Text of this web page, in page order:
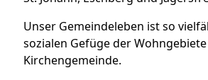
Unser Gemeindeleben ist so
sozialen Gefüge der
Kirchengemeinde.